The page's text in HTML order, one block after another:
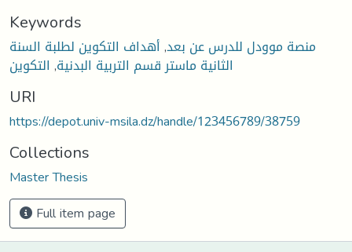
Keywords
منصة موودل للدرس عن بعد,أهداف التكوين لطلبة السنة
الثانية ماستر قسم التربية البدنية, التكوين
URI
https://depot.univ-msila.dz/handle/123456789/38759
Collections
Master Thesis
Full item page